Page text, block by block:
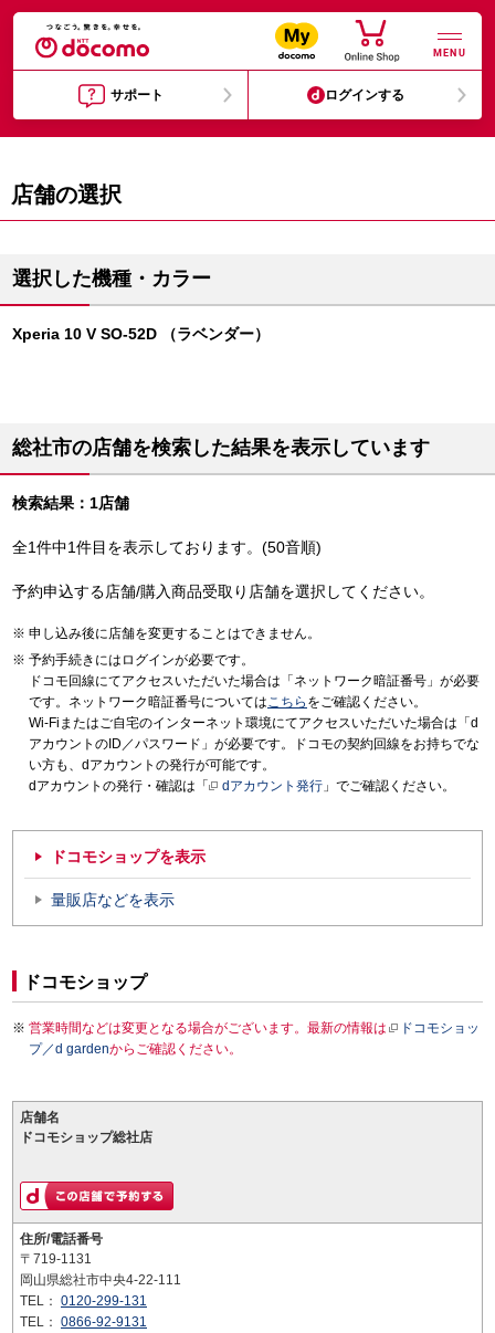
MENU
サポート ログインする
店舗の選択
選択した機種・カラー
Xperia 10 V SO-52D （ラベンダー）
総社市の店舗を検索した結果を表示しています
検索結果：1店舗
全1件中1件目を表示しております。(50音順)
予約申込する店舗/購入商品受取り店舗を選択してください。
申し込み後に店舗を変更することはできません。
予約手続きにはログインが必要です。
ドコモ回線にてアクセスいただいた場合は「ネットワーク暗証番号」が必要
です。ネットワーク暗証番号についてはこちら をご確認ください。
Wi-Fiまたはご自宅のインターネット環境にてアクセスいただいた場合は「d
アカウントのID／パスワード」が必要です。ドコモの契約回線をお持ちでな
い方も、dアカウントの発行が可能です。
dアカウントの発行・確認は「
dアカウント発行 」でご確認ください。
ドコモショップを表示
量販店などを表示
ドコモショップ
営業時間などは変更となる場合がございます。最新の情報は
ドコモショッ
プ／d gardenからご確認ください。
店舗名
ドコモショップ総社店
住所/電話番号
〒719-1131
岡山県総社市中央4-22-111
TEL： 0120-299-131
TEL： 0866-92-9131